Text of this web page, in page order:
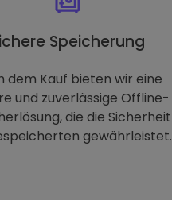
Speicherung
dem Kauf bieten wir eine
und zuverlässige Offline-
die die Sicherheit
gewährleistet.